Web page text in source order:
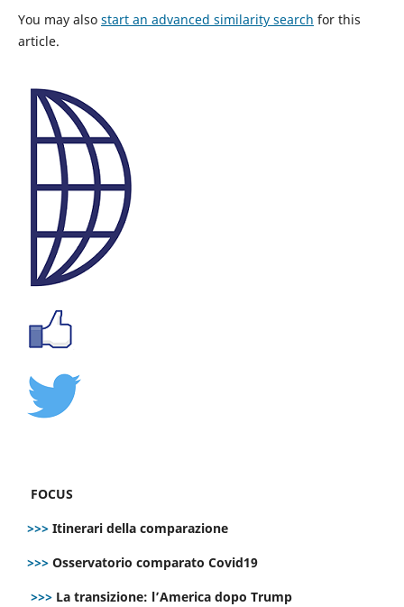
You may also start an advanced similarity search for this
article.
FOCUS
>>> Itinerari della comparazione
>>> Osservatorio comparato Covid19
>>> La transizione: l’America dopo Trump